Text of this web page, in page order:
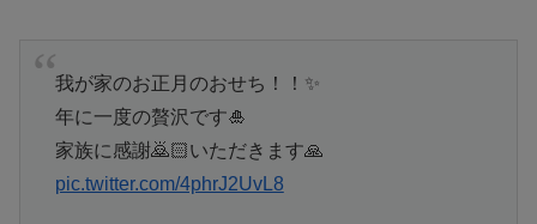
我が家のお正月のおせち！！✨
年に一度の贅沢です🎍
家族に感謝🙇🏻いただきます🙏
pic.twitter.com/4phrJ2UvL8